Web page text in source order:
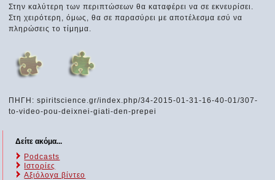
Στην καλύτερη των περιπτώσεων θα καταφέρει να σε εκνευρίσει.
Στη χειρότερη, όμως, θα σε παρασύρει με αποτέλεσμα εσύ να
πληρώσεις το τίμημα.
ΠΗΓΗ: spiritscience.gr/index.php/34-2015-01-31-16-40-01/307-
to-video-pou-deixnei-giati-den-prepei
Δείτε ακόμα...
Podcasts
Ιστορίες
Αξιόλογα βίντεο